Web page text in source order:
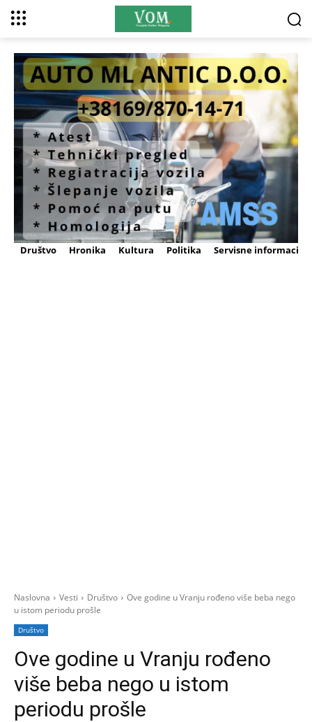
Društvo Hronika Kultura Politika Servisne informacije
Naslovna Vesti Društvo
Ove godine u Vranju rođeno više beba nego
u istom periodu prošle
Društvo
Ove godine u Vranju rođeno
više beba nego u istom
periodu prošle